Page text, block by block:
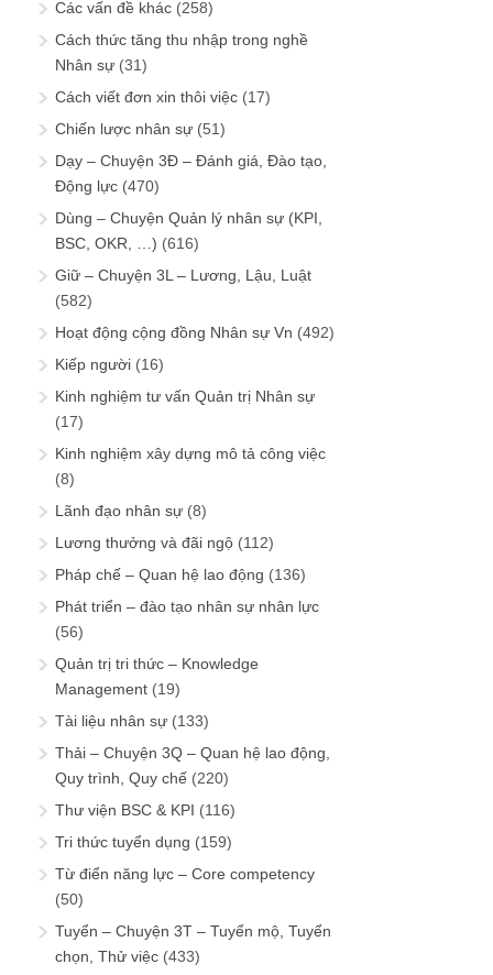
Các vấn đề khác (258)
Cách thức tăng thu nhập trong nghề
Nhân sự (31)
Cách viết đơn xin thôi việc (17)
Chiến lược nhân sự (51)
Dạy – Chuyện 3Đ – Đánh giá, Đào tạo,
Động lực (470)
Dùng – Chuyện Quản lý nhân sự (KPI,
BSC, OKR, …) (616)
Giữ – Chuyện 3L – Lương, Lậu, Luật
(582)
Hoạt động cộng đồng Nhân sự Vn (492)
Kiếp người (16)
Kinh nghiệm tư vấn Quản trị Nhân sự
(17)
Kinh nghiệm xây dựng mô tả công việc
(8)
Lãnh đạo nhân sự (8)
Lương thưởng và đãi ngộ (112)
Pháp chế – Quan hệ lao động (136)
Phát triển – đào tạo nhân sự nhân lực
(56)
Quản trị tri thức – Knowledge
Management (19)
Tài liệu nhân sự (133)
Thải – Chuyện 3Q – Quan hệ lao động,
Quy trình, Quy chế (220)
Thư viện BSC & KPI (116)
Tri thức tuyển dụng (159)
Từ điển năng lực – Core competency
(50)
Tuyển – Chuyện 3T – Tuyển mộ, Tuyển
chọn, Thử việc (433)